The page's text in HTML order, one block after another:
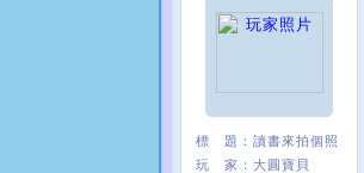
標 題： 讀書來拍個照
玩 家： 大圓寶貝